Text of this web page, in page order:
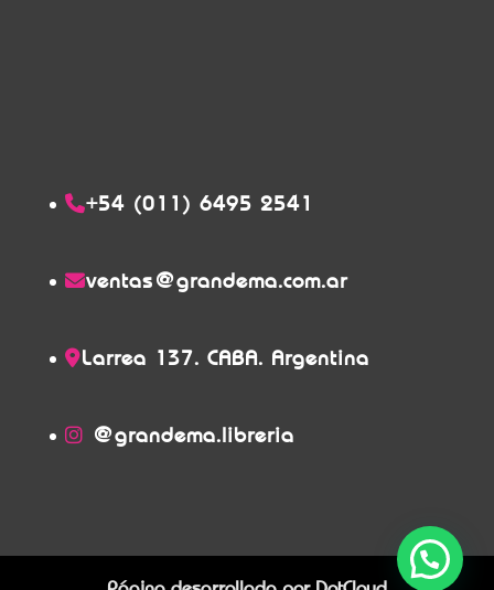
+54 (011) 6495 2541
ventas@grandema.com.ar
Larrea 137. CABA. Argentina
@grandema.libreria